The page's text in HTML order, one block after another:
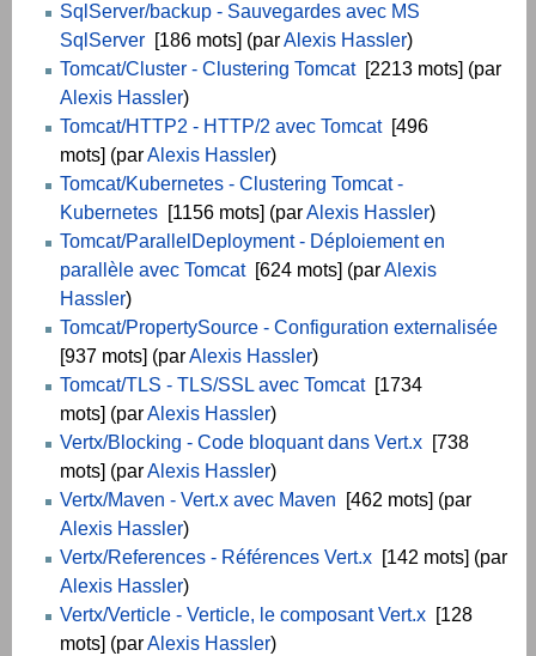
SqlServer/backup - Sauvegardes avec MS
SqlServer [186 mots] (parAlexis Hassler)
Tomcat/Cluster - Clustering Tomcat[2213 mots] (par
Alexis Hassler)
Tomcat/HTTP2 - HTTP/2 avec Tomcat[496
mots] (parAlexis Hassler)
Tomcat/Kubernetes - Clustering Tomcat -
Kubernetes [1156 mots] (parAlexis Hassler)
Tomcat/ParallelDeployment - Déploiement en
parallèle avec Tomcat[624 mots] (parAlexis
Hassler)
Tomcat/PropertySource - Configuration externalisée
[937 mots] (parAlexis Hassler)
Tomcat/TLS - TLS/SSL avec Tomcat[1734
mots] (parAlexis Hassler)
Vertx/Blocking - Code bloquant dans Vert.x [738
mots] (parAlexis Hassler)
Vertx/Maven - Vert.x avec Maven [462 mots] (par
Alexis Hassler)
Vertx/References - Références Vert.x [142 mots] (par
Alexis Hassler)
Vertx/Verticle - Verticle, le composant Vert.x [128
mots] (parAlexis Hassler)